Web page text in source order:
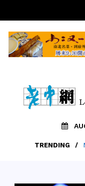
TRENDING /